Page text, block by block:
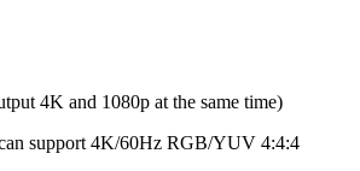
4K and 1080p at the same time)
support 4K/60Hz RGB/YUV 4:4:4